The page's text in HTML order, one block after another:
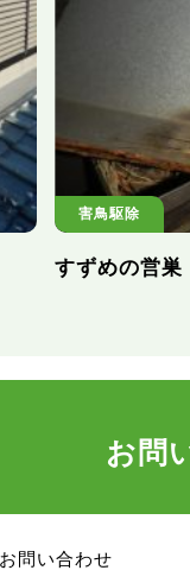
害鳥駆除
すずめの営巣
お問
問い合わせ